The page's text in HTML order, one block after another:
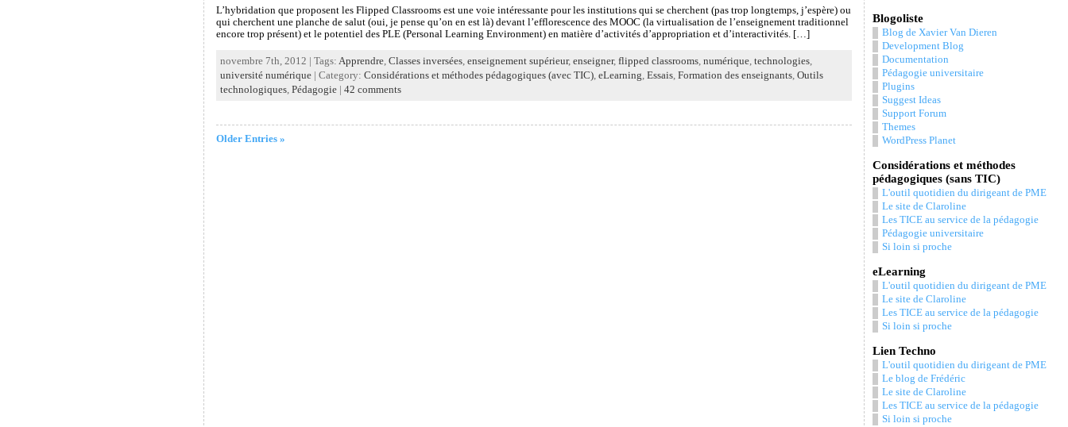
L’hybridation que proposent les Flipped Classrooms est une voie intéressante pour les institutions qui se cherchent (pas trop longtemps, j’espère) ou
qui cherchent une planche de salut (oui, je pense qu’on en est là) devant l’efflorescence des MOOC (la virtualisation de l’enseignement traditionnel
encore trop présent) et le potentiel des PLE (Personal Learning Environment) en matière d’activités d’appropriation et d’interactivités. […]
novembre 7th, 2012 | Tags: Apprendre, Classes inversées, enseignement supérieur, enseigner, flipped classrooms, numérique, technologies,
université numérique| Category: Considérations et méthodes pédagogiques (avec TIC), eLearning, Essais, Formation des enseignants, Outils
technologiques, Pédagogie| 42 comments
Older Entries »
Blogoliste
Blog de Xavier Van Dieren
Development Blog
Documentation
Pédagogie universitaire
Plugins
Suggest Ideas
Support Forum
Themes
WordPress Planet
Considérations et méthodes
pédagogiques (sans TIC)
L'outil quotidien du dirigeant de PME
Le site de Claroline
Les TICE au service de la pédagogie
Pédagogie universitaire
Si loin si proche
eLearning
L'outil quotidien du dirigeant de PME
Le site de Claroline
Les TICE au service de la pédagogie
Si loin si proche
Lien Techno
L'outil quotidien du dirigeant de PME
Le blog de Frédéric
Le site de Claroline
Les TICE au service de la pédagogie
Si loin si proche